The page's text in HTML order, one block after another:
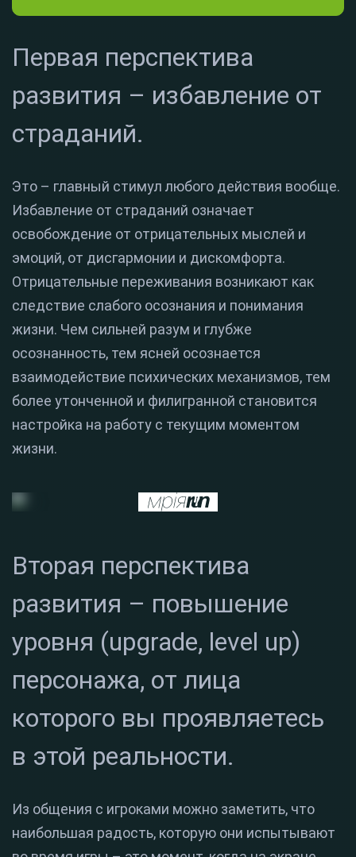
Первая перспектива
развития – избавление от
страданий.
Это – главный стимул любого действия вообще.
Избавление от страданий означает
освобождение от отрицательных мыслей и
эмоций, от дисгармонии и дискомфорта.
Отрицательные переживания возникают как
следствие слабого осознания и понимания
жизни. Чем сильней разум и глубже
осознанность, тем ясней осознается
взаимодействие психических механизмов, тем
более утонченной и филигранной становится
настройка на работу с текущим моментом
жизни.
Вторая перспектива
развития – повышение
уровня (upgrade, level up)
персонажа, от лица
которого вы проявляетесь
в этой реальности.
Из общения с игроками можно заметить, что
наибольшая радость, которую они испытывают